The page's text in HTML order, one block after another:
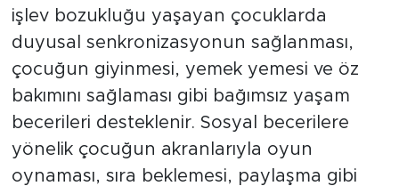
işlev bozukluğu yaşayan çocuklarda
duyusal senkronizasyonun sağlanması,
çocuğun giyinmesi, yemek yemesi ve öz
bakımını sağlaması gibi bağımsız yaşam
becerileri desteklenir. Sosyal becerilere
yönelik çocuğun akranlarıyla oyun
oynaması, sıra beklemesi, paylaşma gibi